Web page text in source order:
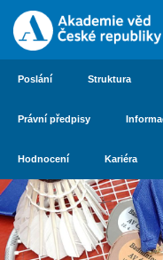
Poslání Struktura
Právní předpisy
Hodnocení Kariéra